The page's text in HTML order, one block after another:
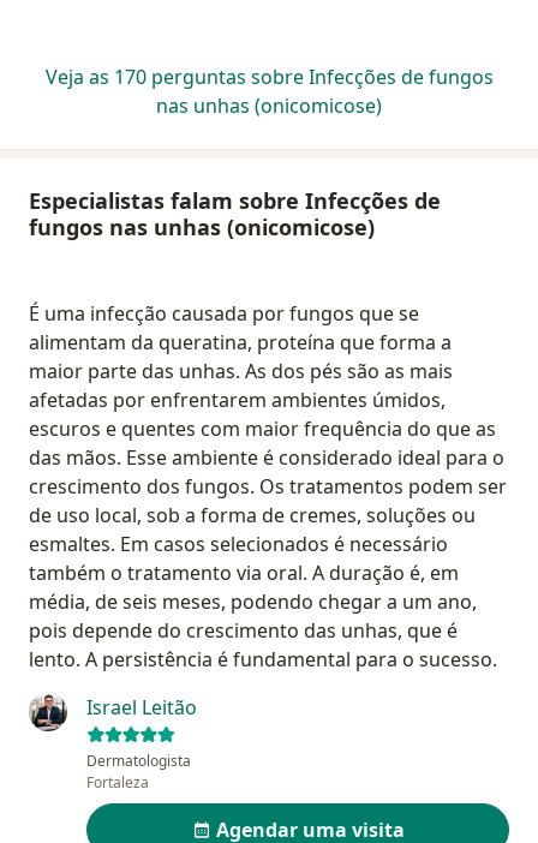
Veja as 170 perguntas sobre Infecções de fungos
nas unhas (onicomicose)
Especialistas falam sobre Infecções de
fungos nas unhas (onicomicose)
É uma infecção causada por fungos que se
alimentam da queratina, proteína que forma a
maior parte das unhas. As dos pés são as mais
afetadas por enfrentarem ambientes úmidos,
escuros e quentes com maior frequência do que as
das mãos. Esse ambiente é considerado ideal para o
crescimento dos fungos. Os tratamentos podem ser
de uso local, sob a forma de cremes, soluções ou
esmaltes. Em casos selecionados é necessário
também o tratamento via oral. A duração é, em
média, de seis meses, podendo chegar a um ano,
pois depende do crescimento das unhas, que é
lento. A persistência é fundamental para o sucesso.
Israel Leitão
Dermatologista
Fortaleza
Agendar uma visita